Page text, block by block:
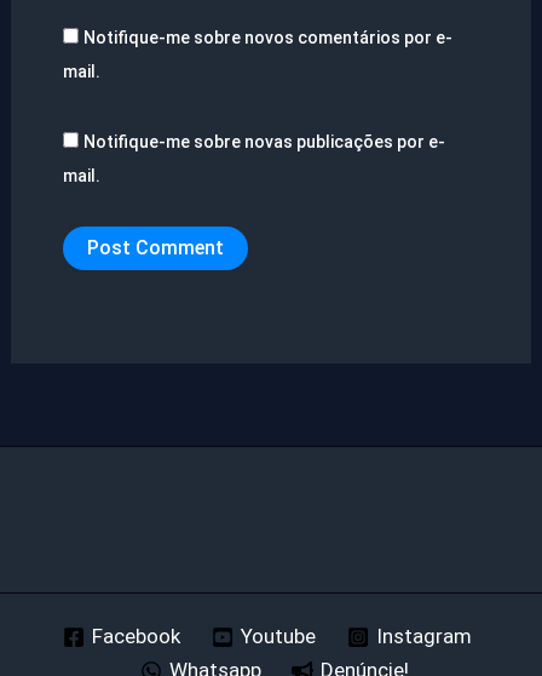
Notifique-me sobre novos comentários por e-
mail.
Notifique-me sobre novas publicações por e-
mail.
Facebook Youtube
Instagram
Whatsapp
Denúncie!